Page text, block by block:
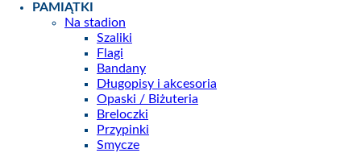
PAMIĄTKI
Na stadion
Szaliki
Flagi
Bandany
Długopisy i akcesoria
Opaski / Biżuteria
Breloczki
Przypinki
Smycze